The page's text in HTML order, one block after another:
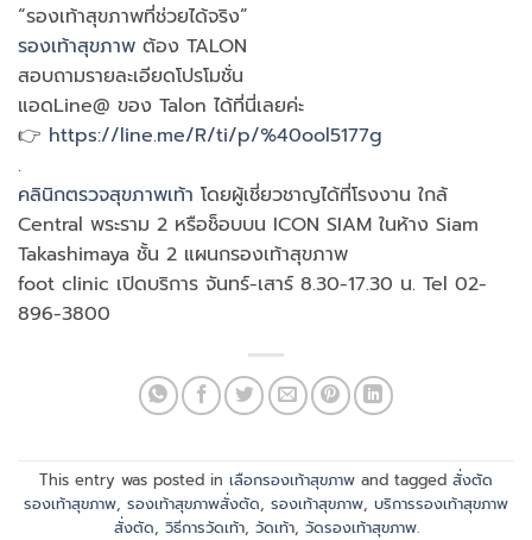
“รองเท้าสุขภาพที่ช่วยได้จริง”
รองเท้าสุขภาพ ต้อง TALON
สอบถามรายละเอียดโปรโมชั่น
แอดLine@ ของ Talon ได้ที่นี่เลยค่ะ
👉 https://line.me/R/ti/p/%40ool5177g
.
คลินิกตรวจสุขภาพเท้า โดยผู้เชี่ยวชาญได้ที่โรงงาน ใกล้
Central พระราม 2 หรือช็อบบน ICON SIAM ในห้าง Siam
Takashimaya ชั้น 2 แผนกรองเท้าสุขภาพ
foot clinic เปิดบริการ จันทร์-เสาร์ 8.30-17.30 น. Tel 02-
896-3800
This entry was posted in เลือกรองเท้าสุขภาพ and tagged สั่งตัด
รองเท้าสุขภาพ, รองเท้าสุขภาพสั่งตัด, รองเท้าสุขภาพ, บริการรองเท้าสุขภาพ
สั่งตัด, วิธีการวัดเท้า, วัดเท้า, วัดรองเท้าสุขภาพ.